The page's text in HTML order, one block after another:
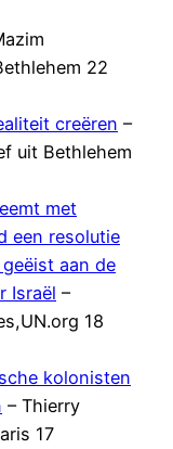
22
creëren –
uit Bethlehem
met
een resolutie
aan de
Israël –
18
kolonisten
– Thierry
17